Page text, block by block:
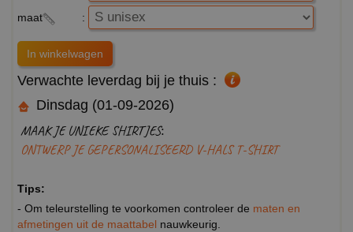
maat :
Verwachte leverdag bij je thuis :
Dinsdag (01-09-2026)
MAAK JE UNIEKE SHIRTJES:
ONTWERP JE GEPERSONALISEERD V-HALS T-SHIRT
Tips:
- Om teleurstelling te voorkomen controleer de maten en
afmetingen uit de maattabel nauwkeurig.